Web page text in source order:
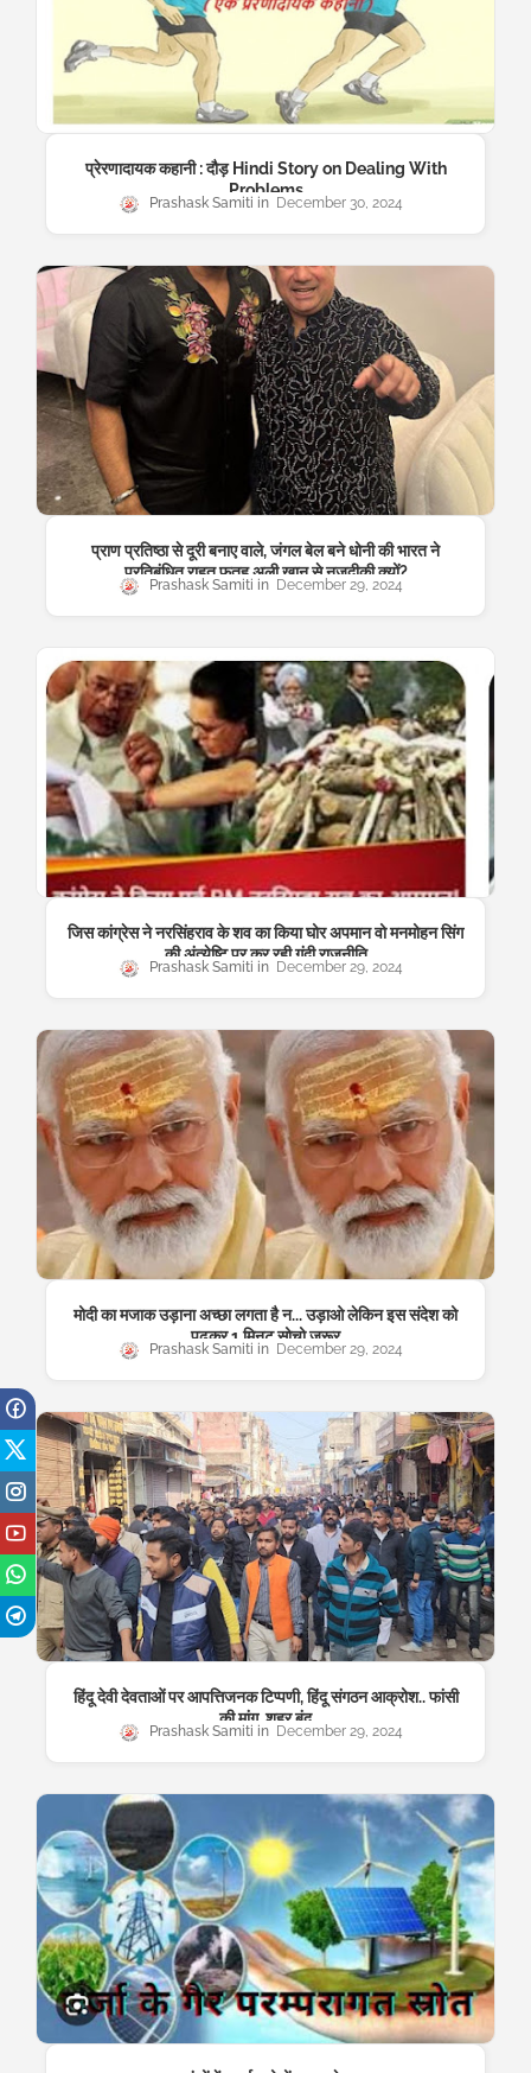
प्रेरणादायक कहानी : दौड़ Hindi Story on Dealing With
Problems
Prashask Samiti December 30, 2024
प्राण प्रतिष्ठा से दूरी बनाए वाले, जंगल बेल बने धोनी की भारत ने
प्रतिबंधित राहत फतह अली खान से नजदीकी क्यों?
Prashask Samiti December 29, 2024
जिस कांग्रेस ने नरसिंहराव के शव का किया घोर अपमान वो मनमोहन सिंग
की अंत्येष्टि पर कर रही गंदी राजनीति
Prashask Samiti December 29, 2024
मोदी का मजाक उड़ाना अच्छा लगता है न... उड़ाओ लेकिन इस संदेश को
पढ़कर 1 मिनट सोचो जरूर
Prashask Samiti December 29, 2024
हिंदू देवी देवताओं पर आपत्तिजनक टिप्पणी, हिंदू संगठन आक्रोश.. फांसी
की मांग, शहर बंद
Prashask Samiti December 29, 2024